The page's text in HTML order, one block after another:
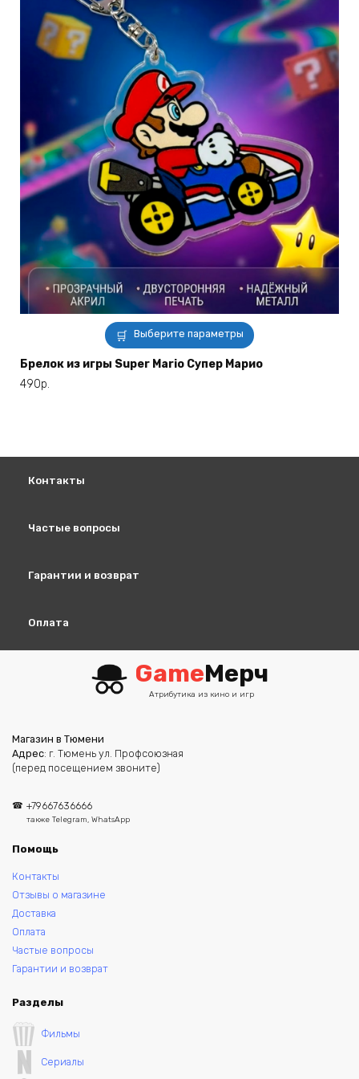
Выберите параметры
Этот
товар
имеет
Брелок из игры Super Mario Супер Марио
490р.
Контакты
Частые вопросы
Гарантии и возврат
Оплата
GameМерч
Атрибутика из кино и игр
Магазин в Тюмени
Адрес: г. Тюмень ул. Профсоюзная
(перед посещением звоните)
+79667636666
также Telegram, WhatsApp
Помощь
Контакты
Отзывы о магазине
Доставка
Оплата
Частые вопросы
Гарантии и возврат
Разделы
Фильмы
Сериалы